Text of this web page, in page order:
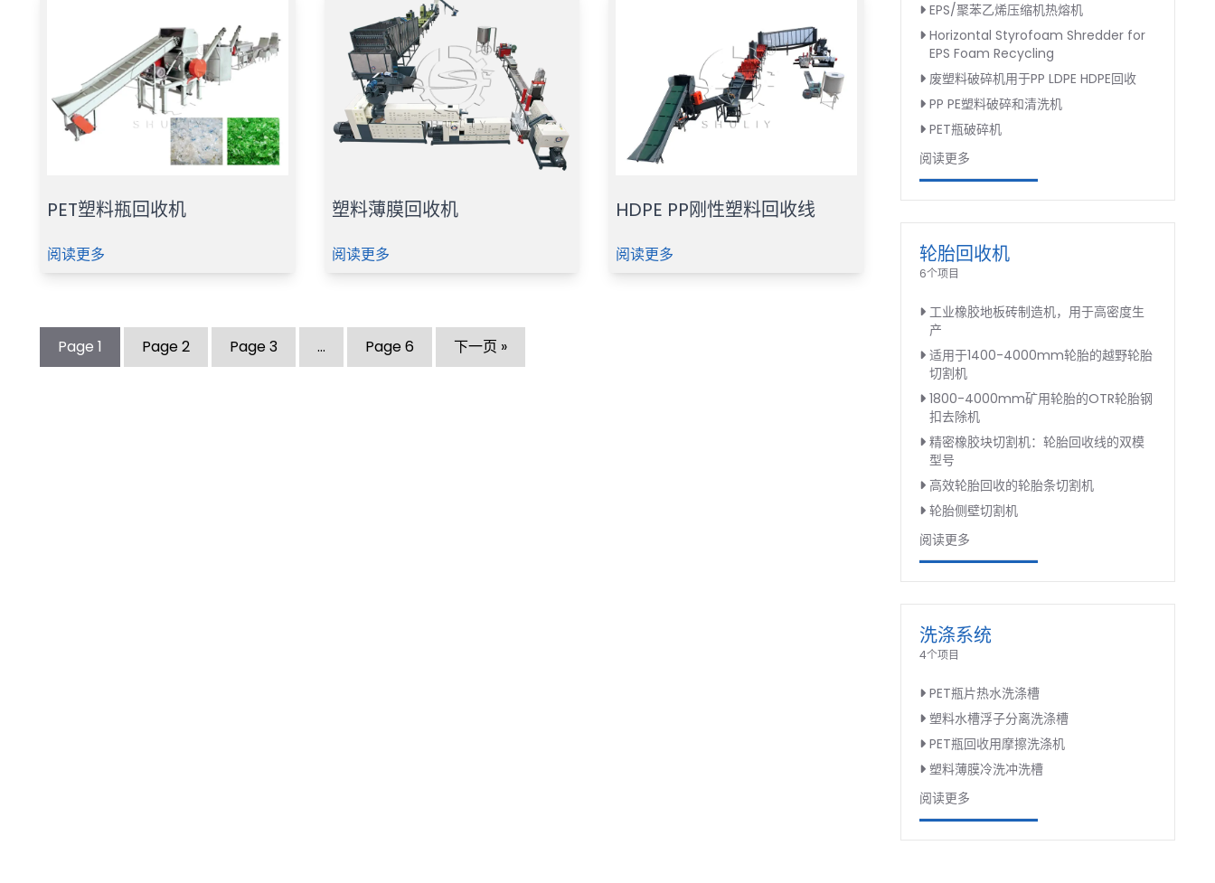
PET塑料瓶回收机
阅读更多
塑料薄膜回收机
阅读更多
HDPE PP刚性塑料回收线
阅读更多
Page 1 Page2 Page3 … Page6 下一页 »
EPS/聚苯乙烯压缩机热熔机
Horizontal Styrofoam Shredder for
EPS Foam Recycling
废塑料破碎机用于PP LDPE HDPE回收
PP PE塑料破碎和清洗机
PET瓶破碎机
阅读更多
轮胎回收机
6个项目
工业橡胶地板砖制造机，用于高密度生
产
适用于1400-4000mm轮胎的越野轮胎
切割机
1800-4000mm矿用轮胎的OTR轮胎钢
扣去除机
精密橡胶块切割机：轮胎回收线的双模
型号
高效轮胎回收的轮胎条切割机
轮胎侧壁切割机
阅读更多
洗涤系统
4个项目
PET瓶片热水洗涤槽
塑料水槽浮子分离洗涤槽
PET瓶回收用摩擦洗涤机
塑料薄膜冷洗冲洗槽
阅读更多